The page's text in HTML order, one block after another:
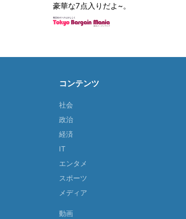
豪華な7点入りだよ~。
コンテンツ
社会
政治
経済
IT
エンタメ
スポーツ
メディア
動画